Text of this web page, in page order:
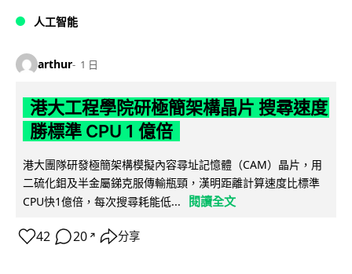
人工智能
arthur 1 日
港大工程學院研極簡架構晶片 搜尋速度
勝標準 CPU 1 億倍
港大團隊研發極簡架構模擬內容尋址記憶體（CAM）晶片，用
二硫化鉬及半金屬銻克服傳輸瓶頸，漢明距離計算速度比標準
CPU快1億倍，每次搜尋耗能低...
閱讀全文
42 20 ↗ 分享